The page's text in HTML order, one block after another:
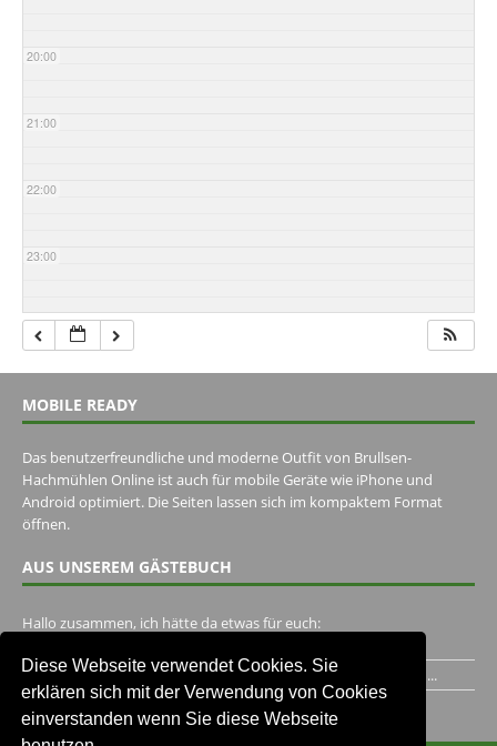
Diese Webseite verwendet Cookies. Sie
erklären sich mit der Verwendung von Cookies
einverstanden wenn Sie diese Webseite
20:00
21:00
22:00
23:00
MOBILE READY
Das benutzerfreundliche und moderne Outfit von Brullsen-
Hachmühlen Online ist auch für mobile Geräte wie iPhone und
Android optimiert. Die Seiten lassen sich im kompaktem Format
öffnen.
AUS UNSEREM GÄSTEBUCH
Hallo zusammen, ich hätte da etwas für euch:
Ich habe ein Jahr im Gasthaus Hugo Pape verbracht..Habe ihn...
Unser Gästebuch besuchen